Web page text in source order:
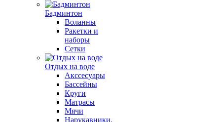
Бадминтон
Воланны
Ракетки и
наборы
Сетки
Отдых на воде
Акссесуары
Бассейны
Круги
Матрасы
Мячи
Нарукавники,